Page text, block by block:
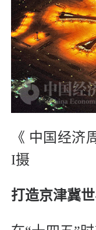
《 中国经济
I摄
打造京津冀